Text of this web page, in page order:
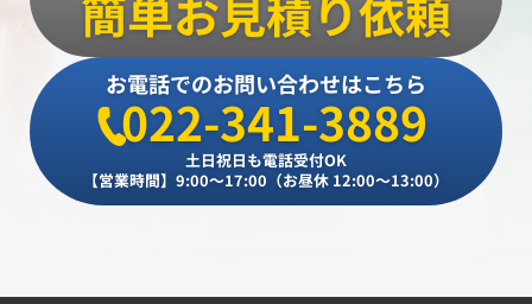
簡単お見積り依頼
お電話でのお問い合わせはこちら
022-341-3889
土日祝日も電話受付OK
【営業時間】9:00～17:00（お昼休 12:00～13:00）